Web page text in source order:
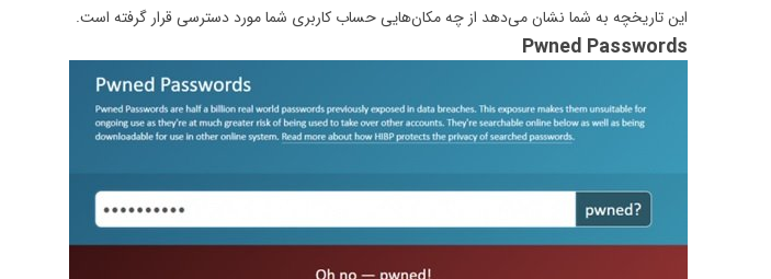
این تاریخچه به شما نشان می‌دهد از چه مکان‌هایی حساب کاربری شما مورد دسترسی قرار گرفته است.
Pwned Passwords